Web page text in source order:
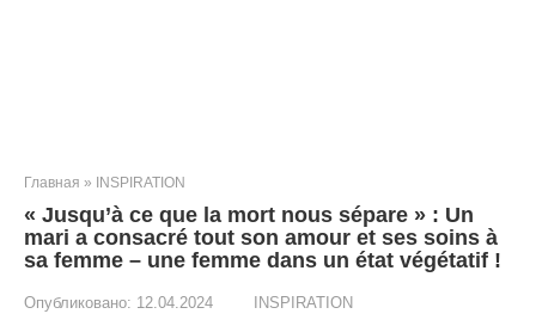
Главная » INSPIRATION
« Jusqu’à ce que la mort nous sépare » : Un
mari a consacré tout son amour et ses soins à
sa femme – une femme dans un état végétatif !
Опубликовано: 12.04.2024 INSPIRATION